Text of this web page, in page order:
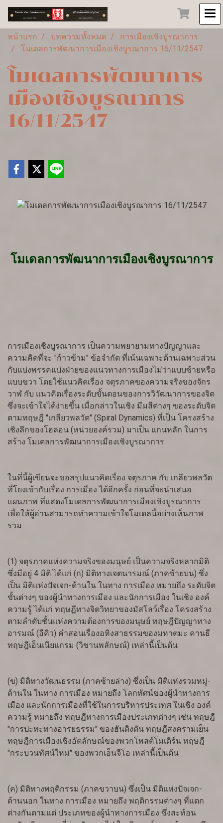
หน้าแรก บทความทั้งหมด
การเมืองเชิงบูรณาการ
โมเดลการพัฒนาการเมืองเชิงบูรณาการ 16/11/2547
โมเดลการพัฒนาการ
เมืองเชิงบูรณาการ
16/11/2547
โมเดลการพัฒนาการเมืองเชิงบูรณาการ
การเมืองเชิงบูรณาการ เป็นความพยายามทางปัญญาและ
ความคิดที่จะ "ก้าวข้าม" ข้อจำกัด ที่เน้นเฉพาะด้านเฉพาะส่วน
กับแบ่งพรรคแบ่งฝ่ายของแนวทางการเมืองไม่ว่าแบบซ้ายหรือ
แบบขวา โดยใช้แนวคิดเรื่อง จตุรภาคของความจริงของจักร
วาฬ กับ แนวคิดเรื่องระดับขั้นตอนของการวิวัฒนาการของจิต
ซึ่งจะเข้าใจได้ง่ายขึ้น เมื่อกล่าวในเชิง มีมสีต่างๆ ของระดับจิต
ตามทฤษฎี "เกลียวพลวัต" (Spiral Dynamics) ที่เป็น โครงสร้าง
เชิงลึกของโฮลอน (หน่วยองค์รวม) มาเป็น แกนหลัก ในการ
สร้าง โมเดลการพัฒนาการเมืองเชิงบูรณาการ
ในที่นี้ผู้เขียนจะขอสรุปแนวคิดเรื่อง จตุรภาค กับ เกลียวพลวัต
ที่โยงเข้ากับเรื่อง การเมือง ได้อีกครั้ง ก่อนที่จะนำเสนอ
แผนภาพ ที่แสดงโมเดลการพัฒนาการเมืองเชิงบูรณาการ
เพื่อให้ผู้อ่านสามารถทำความเข้าใจโมเดลนี้อย่างเห็นภาพ
รวม
(1) จตุรภาคแห่งความจริงของมนุษย์ เป็นความจริงหลากมิติ
ซึ่งมีอยู่ 4 มิติ ได้แก่ (ก) มิติทางเจตนารมณ์ (ภาคซ้ายบน) ซึ่ง
เป็น มิติแห่งปัจเจก-ด้านใน ในทาง การเมือง หมายถึง ระดับจิต
ขั้นต่างๆ ของผู้นำทางการเมือง และนักการเมือง ในเชิง องค์
ความรู้ ได้แก่ ทฤษฎีทางจิตวิทยาของมัสโลว์เรื่อง โครงสร้าง
ตามลำดับชั้นแห่งความต้องการของมนุษย์ ทฤษฎีปัญญาทาง
อารมณ์ (อีคิว) คำสอนเรื่องอหิงสาธรรมของมหาตมะ คานธี
ทฤษฎีเอ็นเนียแกรม (วิชานพลักษณ์) เหล่านี้เป็นต้น
(ข) มิติทางวัฒนธรรม (ภาคซ้ายล่าง) ซึ่งเป็น มิติแห่งรวมหมู่-
ด้านใน ในทาง การเมือง หมายถึง โลกทัศน์ของผู้นำทางการ
เมือง และนักการเมืองที่ใช้ในการบริหารประเทศ ในเชิง องค์
ความรู้ หมายถึง ทฤษฎีทางการเมืองประเภทต่างๆ เช่น ทฤษฎี
"การปะทะทางอารยธรรม" ของฮันติงตัน ทฤษฎีสงครามเย็น
ทฤษฎีการเมืองเชิงอัตลักษณ์ของพวกโพสต์โมเดิร์น ทฤษฎี
"กระบวนทัศน์ใหม่" ของพวกเอ็นจีโอ เหล่านี้เป็นต้น
(ค) มิติทางพฤติกรรม (ภาคขวาบน) ซึ่งเป็น มิติแห่งปัจเจก-
ด้านนอก ในทาง การเมือง หมายถึง พฤติกรรมต่างๆ ที่แตก
ต่างกันตามแต่ ประเภทของผู้นำทางการเมือง ซึ่งสะท้อน